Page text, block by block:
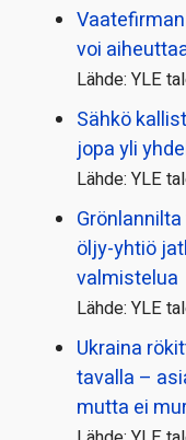
voi
Lähde: YLE
Sähkö
jopa yli
Lähde: YLE
öljy-yhtiö
valmistelua
Lähde: YLE
Ukraina
tavalla –
mutta ei